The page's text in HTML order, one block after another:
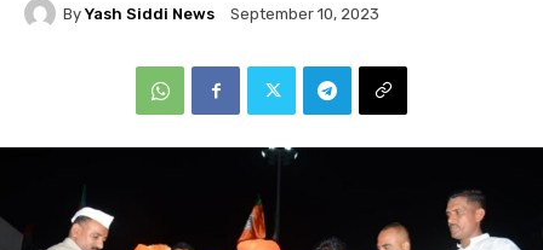
By Yash Siddi News September 10, 2023